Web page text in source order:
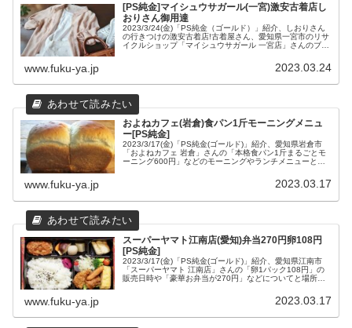
[PS純金]マイシュウサガール(一宮)激安古着店し
おりさん御用達
2023/3/24(金)「PS純金（ゴールド）」紹介、しおりさん
の行きつけの激安古着店!古着屋さん、愛知県一宮市のリサ
イクルショップ「マイシュウサガール 一宮店」さんのブラ
店さんの場所や営業時間などの店舗情報をまとめてみまし
www.fuku-ya.jp 2023.03.24
およねカフェ(岩倉)食パン1斤モーニングメニュ
ー[PS純金]
2023/3/17(金)「PS純金(ゴールド)」紹介、愛知県岩倉市
「およねカフェ 岩倉」さんの「本格食パン1斤まるごとモ
ーニング600円」などのモーニングやランチメニューと場
www.fuku-ya.jp 2023.03.17
スーパーヤマト江南店(愛知)弁当270円卵108円
[PS純金]
2023/3/17(金)「PS純金(ゴールド)」紹介、愛知県江南市
「スーパーヤマト 江南店」さんの「卵1パック108円」の
販売日時や「豪華お弁当が270円」などについてと場所や
www.fuku-ya.jp 2023.03.17